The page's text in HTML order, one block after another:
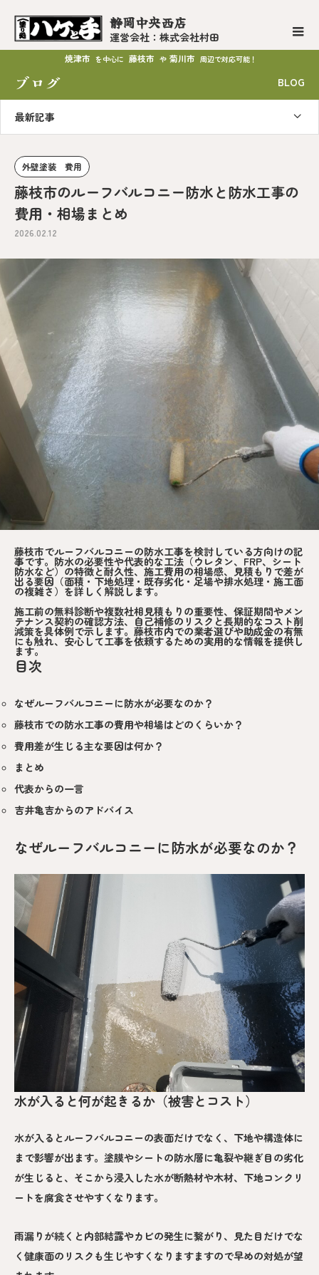
静岡中央西店
運営会社：株式会社村田
焼津市 を中心に 藤枝市 や 菊川市 周辺で対応可能！
ブログ BLOG
最新記事
外壁塗装 費用
藤枝市のルーフバルコニー防水と防水工事の
費用・相場まとめ
2026.02.12
藤枝市でルーフバルコニーの防水工事を検討している方向けの記
事です。防水の必要性や代表的な工法（ウレタン、FRP、シート
防水など）の特徴と耐久性、施工費用の相場感、見積もりで差が
出る要因（面積・下地処理・既存劣化・足場や排水処理・施工面
の複雑さ）を詳しく解説します。
施工前の無料診断や複数社相見積もりの重要性、保証期間やメン
テナンス契約の確認方法、自己補修のリスクと長期的なコスト削
減策を具体例で示します。藤枝市内での業者選びや助成金の有無
にも触れ、安心して工事を依頼するための実用的な情報を提供し
ます。
目次
なぜルーフバルコニーに防水が必要なのか？
藤枝市での防水工事の費用や相場はどのくらいか？
費用差が生じる主な要因は何か？
まとめ
代表からの一言
吉井亀吉からのアドバイス
なぜルーフバルコニーに防水が必要なのか？
水が入ると何が起きるか（被害とコスト）
水が入るとルーフバルコニーの表面だけでなく、下地や構造体に
まで影響が出ます。塗膜やシートの防水層に亀裂や継ぎ目の劣化
が生じると、そこから浸入した水が断熱材や木材、下地コンクリ
ートを腐食させやすくなります。
雨漏りが続くと内部結露やカビの発生に繋がり、見た目だけでな
く健康面のリスクも生じやすくなりますますので早めの対処が望